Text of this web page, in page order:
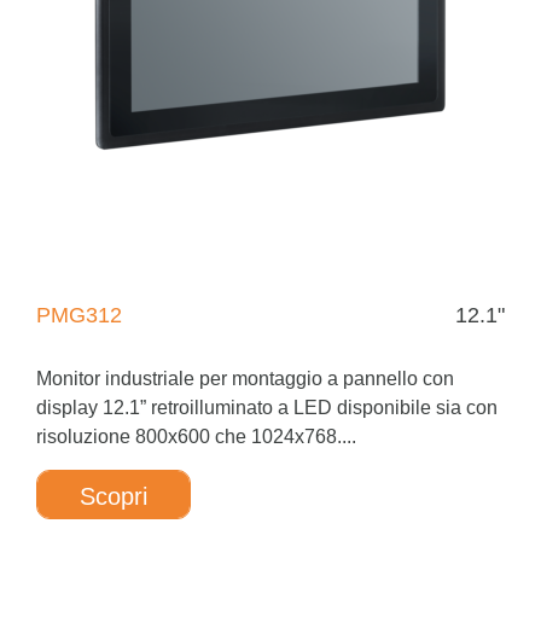
PMG312 12.1"
Monitor industriale per montaggio a pannello con
display 12.1” retroilluminato a LED disponibile sia con
risoluzione 800x600 che 1024x768....
Scopri